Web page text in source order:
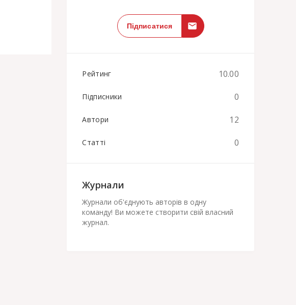
Підписатися
Рейтинг 10.00
Підписники 0
Автори 12
Статті 0
Журнали
Журнали об'єднують авторів в одну
команду! Ви можете створити свій власний
журнал.